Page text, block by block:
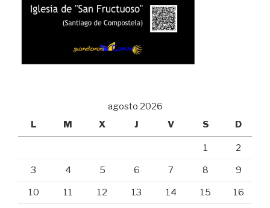
agosto 2026
L
M X J V S D
1 2
3 4 5 6 7 8 9
10 11 12 13 14 15 16